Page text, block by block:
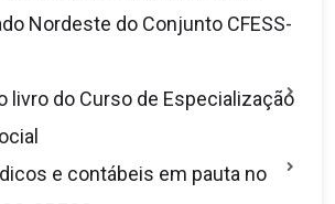
Nordeste do Conjunto CFESS-
livro do Curso de Especialização
e contábeis em pauta no